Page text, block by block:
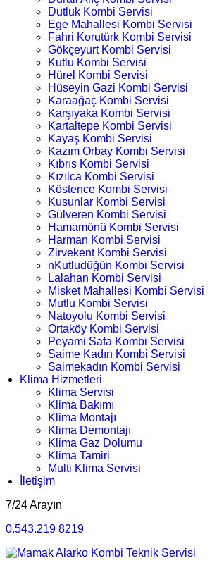
Dutluk Kombi Servisi
Ege Mahallesi Kombi Servisi
Fahri Korutürk Kombi Servisi
Gökçeyurt Kombi Servisi
Kutlu Kombi Servisi
Hürel Kombi Servisi
Hüseyin Gazi Kombi Servisi
Karaağaç Kombi Servisi
Karşıyaka Kombi Servisi
Kartaltepe Kombi Servisi
Kayaş Kombi Servisi
Kazım Orbay Kombi Servisi
Kıbrıs Kombi Servisi
Kızılca Kombi Servisi
Köstence Kombi Servisi
Kusunlar Kombi Servisi
Gülveren Kombi Servisi
Hamamönü Kombi Servisi
Harman Kombi Servisi
Zirvekent Kombi Servisi
nKutludüğün Kombi Servisi
Lalahan Kombi Servisi
Misket Mahallesi Kombi Servisi
Mutlu Kombi Servisi
Natoyolu Kombi Servisi
Ortaköy Kombi Servisi
Peyami Safa Kombi Servisi
Saime Kadın Kombi Servisi
Saimekadın Kombi Servisi
Klima Hizmetleri
Klima Servisi
Klima Bakımı
Klima Montajı
Klima Demontajı
Klima Gaz Dolumu
Klima Tamiri
Multi Klima Servisi
İletişim
7/24 Arayın
0.543.219 8219